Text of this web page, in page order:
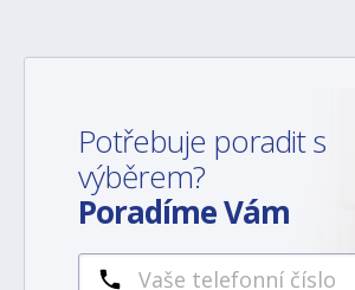
Potřebuje poradit s
výběrem?
Poradíme Vám